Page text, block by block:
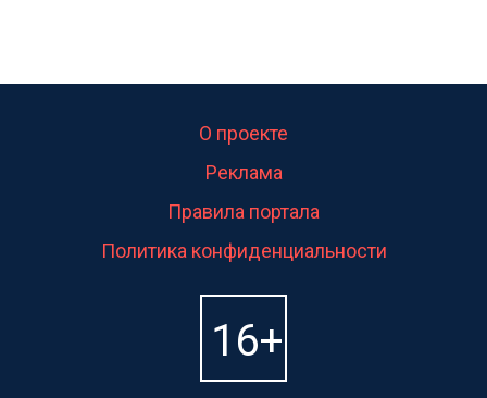
О проекте
Реклама
Правила портала
Политика конфиденциальности